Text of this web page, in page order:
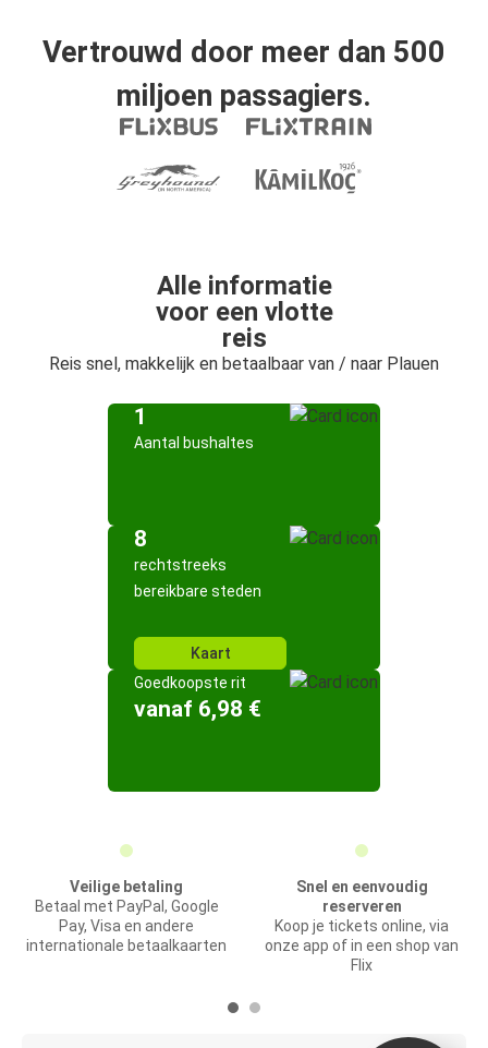
Vertrouwd door meer dan 500
miljoen passagiers.
Alle informatie
voor een vlotte
reis
Reis snel, makkelijk en betaalbaar van / naar Plauen
1
Aantal bushaltes
8
rechtstreeks
bereikbare steden
Kaart
Goedkoopste rit
vanaf 6,98 €
Veilige betaling
Betaal met PayPal, Google
Pay, Visa en andere
internationale betaalkaarten
Snel en eenvoudig
reserveren
Koop je tickets online, via
onze app of in een shop van
Flix